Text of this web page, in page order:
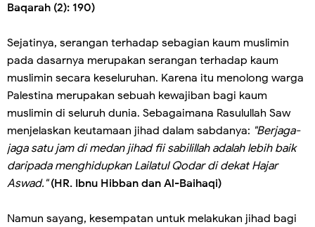
Baqarah (2): 190)
Sejatinya, serangan terhadap sebagian kaum muslimin
pada dasarnya merupakan serangan terhadap kaum
muslimin secara keseluruhan. Karena itu menolong warga
Palestina merupakan sebuah kewajiban bagi kaum
muslimin di seluruh dunia. Sebagaimana Rasulullah Saw
menjelaskan keutamaan jihad dalam sabdanya: "Berjaga-
jaga satu jam di medan jihad fii sabilillah adalah lebih baik
daripada menghidupkan Lailatul Qodar di dekat Hajar
Aswad."(HR. Ibnu Hibban dan Al-Baihaqi)
Namun sayang, kesempatan untuk melakukan jihad bagi